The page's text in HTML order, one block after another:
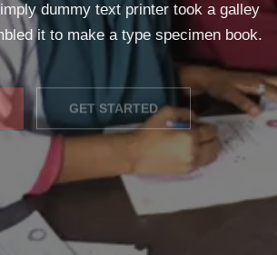
dummy text printer took a galley
it to make a type specimen book.
GET STARTED